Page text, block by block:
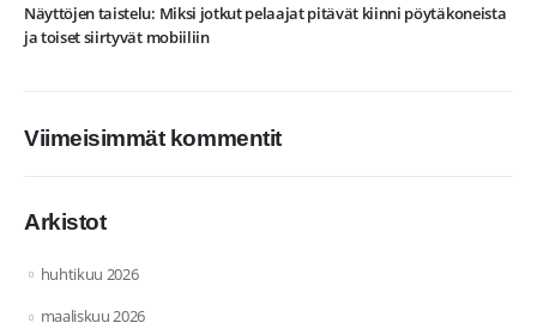
Näyttöjen taistelu: Miksi jotkut pelaajat pitävät kiinni pöytäkoneista
ja toiset siirtyvät mobiiliin
Viimeisimmät kommentit
Arkistot
huhtikuu 2026
maaliskuu 2026